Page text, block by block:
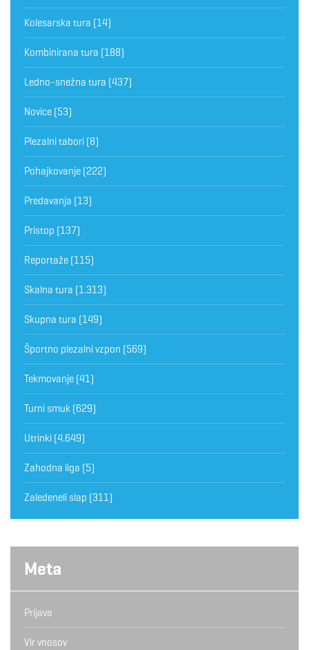
Kolesarska tura (14)
Kombinirana tura (188)
Ledno-snežna tura (437)
Novice (53)
Plezalni tabori (8)
Pohajkovanje (222)
Predavanja (13)
Pristop (137)
Reportaže (115)
Skalna tura (1.313)
Skupna tura (149)
Športno plezalni vzpon (569)
Tekmovanje (41)
Turni smuk (629)
Utrinki (4.649)
Zahodna liga (5)
Zaledeneli slap (311)
Meta
Prijava
Vir vnosov